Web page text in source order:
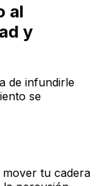
al
y
de infundirle
se
mover tu cadera